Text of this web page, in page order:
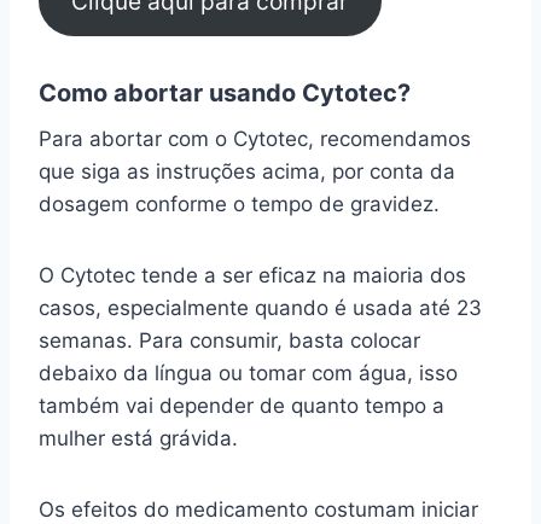
Como abortar usando Cytotec?
Para abortar com o Cytotec, recomendamos
que siga as instruções acima, por conta da
dosagem conforme o tempo de gravidez.
O Cytotec tende a ser eficaz na maioria dos
casos, especialmente quando é usada até 23
semanas. Para consumir, basta colocar
debaixo da língua ou tomar com água, isso
também vai depender de quanto tempo a
mulher está grávida.
Os efeitos do medicamento costumam iniciar